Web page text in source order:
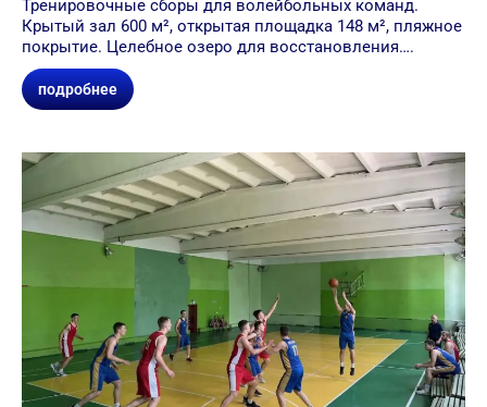
Тренировочные сборы для волейбольных команд.
Крытый зал 600 м², открытая площадка 148 м², пляжное
покрытие. Целебное озеро для восстановления….
подробнее